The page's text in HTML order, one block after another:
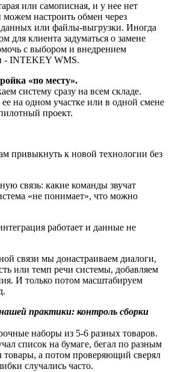
или самописная, и у нее нет
настроить обмен через
или файлы-выгрузки. Иногда
для клиента задуматься о замене
с выбором и внедрением
- INTEKEY WMS.
«по месту».
систему сразу на всем складе.
на одном участке или в одной смене
проект.
привыкнуть к новой технологии без
связь: какие команды звучат
«не понимает», что можно
работает и данные не
связи мы донастраиваем диалоги,
или темп речи системы, добавляем
И только потом масштабируем
практики: контроль сборки
наборы из 5-6 разных товаров.
список на бумаге, бегал по разным
товары, а потом проверяющий сверял
случались часто.